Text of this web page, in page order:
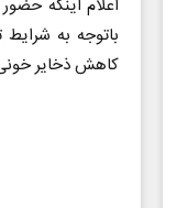
اعلام اینکه
باتوجه به
کاهش ذخایر